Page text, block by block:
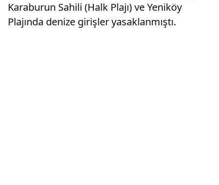
Karaburun Sahili (Halk Plajı) ve Yeniköy
Plajında denize girişler yasaklanmıştı.